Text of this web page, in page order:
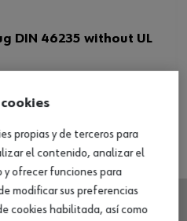
DIN 46235 without UL
propias y de terceros para
el contenido, analizar el
ofrecer funciones para
modificar sus preferencias
cookies habilitada, así como